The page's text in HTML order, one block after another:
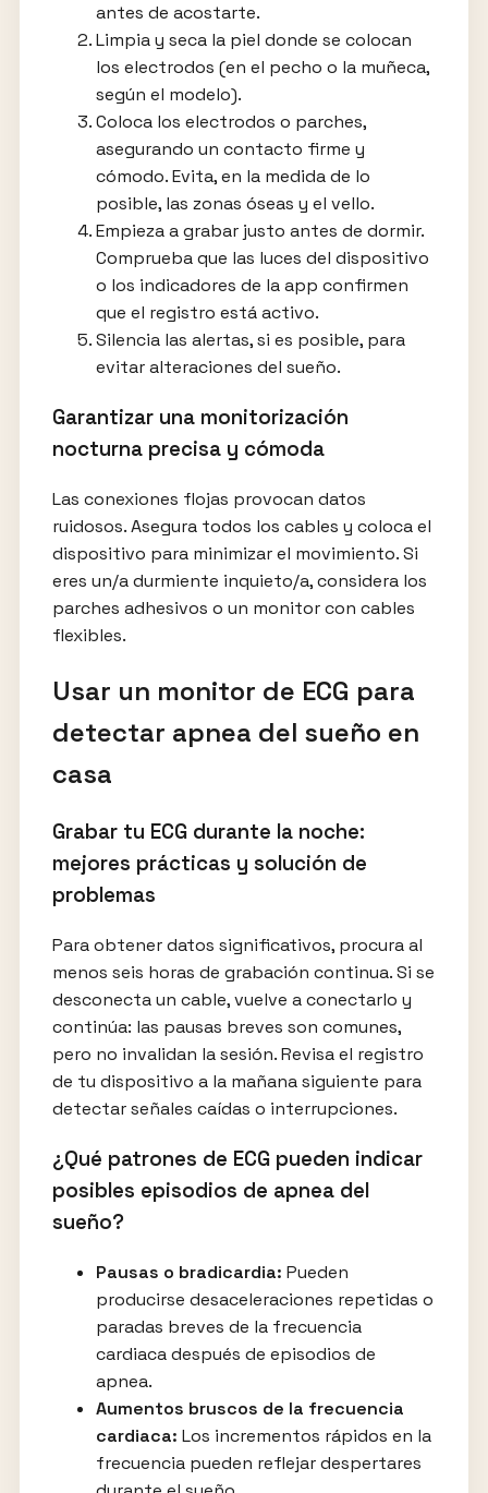
antes de acostarte.
Limpia y seca la piel donde se colocan
los electrodos (en el pecho o la muñeca,
según el modelo).
Coloca los electrodos o parches,
asegurando un contacto firme y
cómodo. Evita, en la medida de lo
posible, las zonas óseas y el vello.
Empieza a grabar justo antes de dormir.
Comprueba que las luces del dispositivo
o los indicadores de la app confirmen
que el registro está activo.
Silencia las alertas, si es posible, para
evitar alteraciones del sueño.
Garantizar una monitorización
nocturna precisa y cómoda
Las conexiones flojas provocan datos
ruidosos. Asegura todos los cables y coloca el
dispositivo para minimizar el movimiento. Si
eres un/a durmiente inquieto/a, considera los
parches adhesivos o un monitor con cables
flexibles.
Usar un monitor de ECG para
detectar apnea del sueño en
casa
Grabar tu ECG durante la noche:
mejores prácticas y solución de
problemas
Para obtener datos significativos, procura al
menos seis horas de grabación continua. Si se
desconecta un cable, vuelve a conectarlo y
continúa: las pausas breves son comunes,
pero no invalidan la sesión. Revisa el registro
de tu dispositivo a la mañana siguiente para
detectar señales caídas o interrupciones.
¿Qué patrones de ECG pueden indicar
posibles episodios de apnea del
sueño?
Pausas o bradicardia: Pueden
producirse desaceleraciones repetidas o
paradas breves de la frecuencia
cardiaca después de episodios de
apnea.
Aumentos bruscos de la frecuencia
cardiaca: Los incrementos rápidos en la
frecuencia pueden reflejar despertares